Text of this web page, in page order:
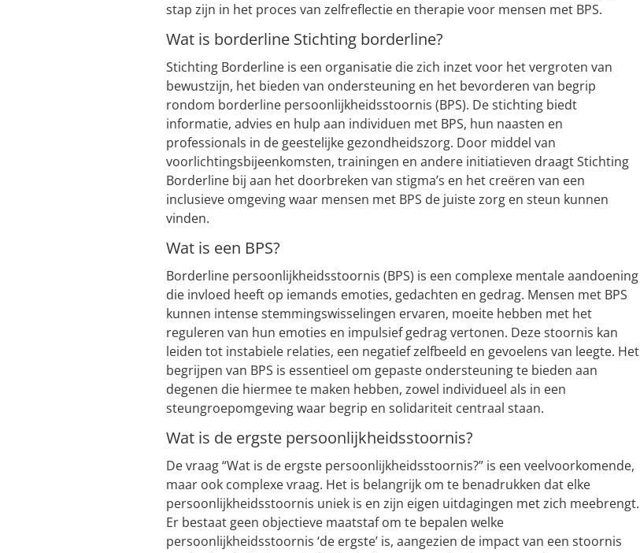
stap zijn in het proces van zelfreflectie en therapie voor mensen met BPS.
Wat is borderline Stichting borderline?
Stichting Borderline is een organisatie die zich inzet voor het vergroten van
bewustzijn, het bieden van ondersteuning en het bevorderen van begrip
rondom borderline persoonlijkheidsstoornis (BPS). De stichting biedt
informatie, advies en hulp aan individuen met BPS, hun naasten en
professionals in de geestelijke gezondheidszorg. Door middel van
voorlichtingsbijeenkomsten, trainingen en andere initiatieven draagt Stichting
Borderline bij aan het doorbreken van stigma’s en het creëren van een
inclusieve omgeving waar mensen met BPS de juiste zorg en steun kunnen
vinden.
Wat is een BPS?
Borderline persoonlijkheidsstoornis (BPS) is een complexe mentale aandoening
die invloed heeft op iemands emoties, gedachten en gedrag. Mensen met BPS
kunnen intense stemmingswisselingen ervaren, moeite hebben met het
reguleren van hun emoties en impulsief gedrag vertonen. Deze stoornis kan
leiden tot instabiele relaties, een negatief zelfbeeld en gevoelens van leegte. Het
begrijpen van BPS is essentieel om gepaste ondersteuning te bieden aan
degenen die hiermee te maken hebben, zowel individueel als in een
steungroepomgeving waar begrip en solidariteit centraal staan.
Wat is de ergste persoonlijkheidsstoornis?
De vraag “Wat is de ergste persoonlijkheidsstoornis?” is een veelvoorkomende,
maar ook complexe vraag. Het is belangrijk om te benadrukken dat elke
persoonlijkheidsstoornis uniek is en zijn eigen uitdagingen met zich meebrengt.
Er bestaat geen objectieve maatstaf om te bepalen welke
persoonlijkheidsstoornis ‘de ergste’ is, aangezien de impact van een stoornis